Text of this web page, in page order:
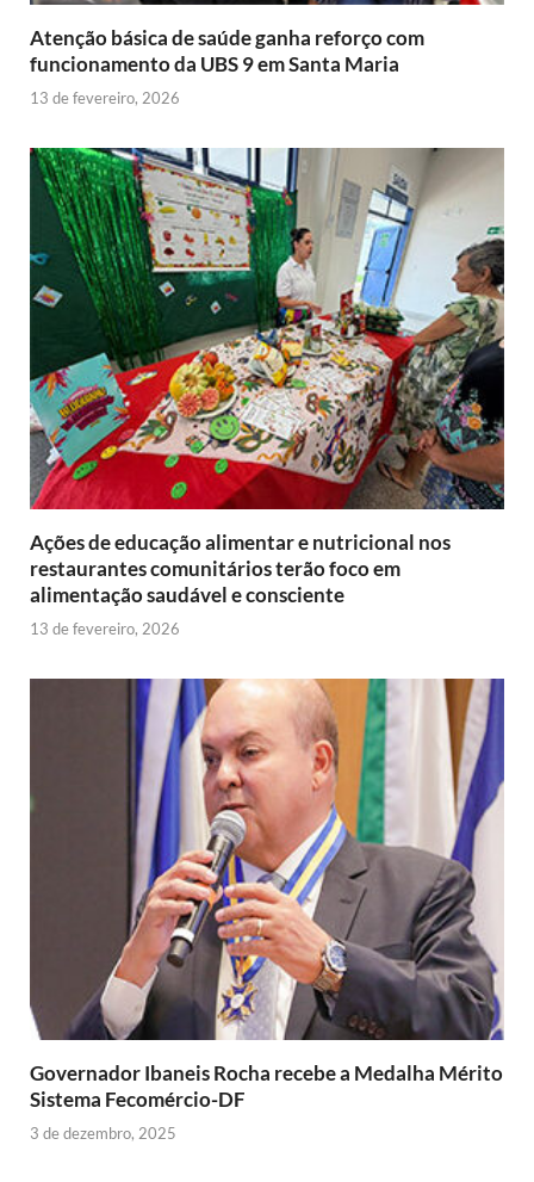
y
Atenção básica de saúde ganha reforço com
funcionamento da UBS 9 em Santa Maria
13 de fevereiro, 2026
Ações de educação alimentar e nutricional nos
restaurantes comunitários terão foco em
alimentação saudável e consciente
13 de fevereiro, 2026
Governador Ibaneis Rocha recebe a Medalha Mérito
Sistema Fecomércio-DF
3 de dezembro, 2025